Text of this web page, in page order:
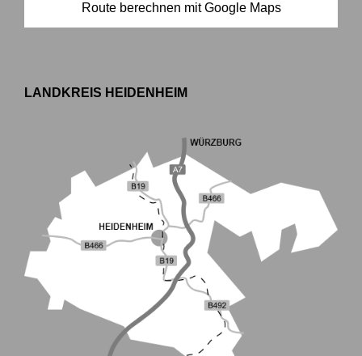
Route berechnen mit Google Maps
LANDKREIS HEIDENHEIM